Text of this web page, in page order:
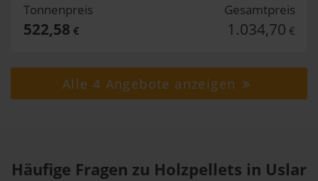
Tonnenpreis
522,58 €
Gesamtpreis
1.034,70 €
Alle 4 Angebote anzeigen
Häufige Fragen zu Holzpellets in Uslar